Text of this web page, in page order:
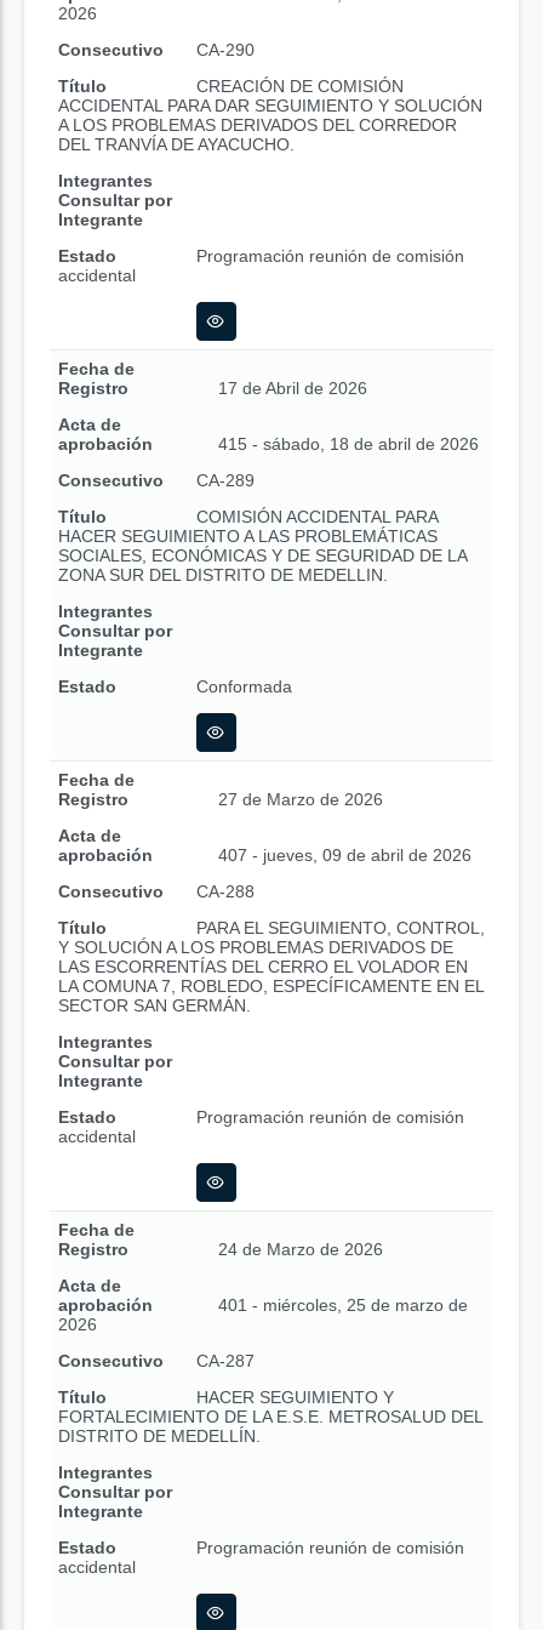
2026
Consecutivo
CA-290
Título
CREACIÓN DE COMISIÓN
ACCIDENTAL PARA DAR SEGUIMIENTO Y SOLUCIÓN
A LOS PROBLEMAS DERIVADOS DEL CORREDOR
DEL TRANVÍA DE AYACUCHO.
Integrantes
Consultar por
Integrante
Estado
Programación reunión de comisión
accidental
Fecha de
Registro
17 de Abril de 2026
Acta de
aprobación
415 - sábado, 18 de abril de 2026
Consecutivo
CA-289
Título
COMISIÓN ACCIDENTAL PARA
HACER SEGUIMIENTO A LAS PROBLEMÁTICAS
SOCIALES, ECONÓMICAS Y DE SEGURIDAD DE LA
ZONA SUR DEL DISTRITO DE MEDELLIN.
Integrantes
Consultar por
Integrante
Estado
Conformada
Fecha de
Registro
27 de Marzo de 2026
Acta de
aprobación
407 - jueves, 09 de abril de 2026
Consecutivo
CA-288
Título
PARA EL SEGUIMIENTO, CONTROL,
Y SOLUCIÓN A LOS PROBLEMAS DERIVADOS DE
LAS ESCORRENTÍAS DEL CERRO EL VOLADOR EN
LA COMUNA 7, ROBLEDO, ESPECÍFICAMENTE EN EL
SECTOR SAN GERMÁN.
Integrantes
Consultar por
Integrante
Estado
Programación reunión de comisión
accidental
Fecha de
Registro
24 de Marzo de 2026
Acta de
aprobación
401 - miércoles, 25 de marzo de
2026
Consecutivo
CA-287
Título
HACER SEGUIMIENTO Y
FORTALECIMIENTO DE LA E.S.E. METROSALUD DEL
DISTRITO DE MEDELLÍN.
Integrantes
Consultar por
Integrante
Estado
Programación reunión de comisión
accidental